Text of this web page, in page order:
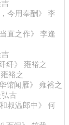
吉
今用奉酬》 李
直之作》 李逢
吉
纤》 雍裕之
裕之
馆闻雁》 雍裕之
弘古
叔温郎中》 何